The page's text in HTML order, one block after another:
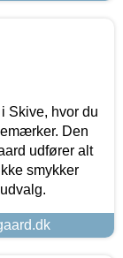
Skive, hvor du
Den
udfører alt
smykker